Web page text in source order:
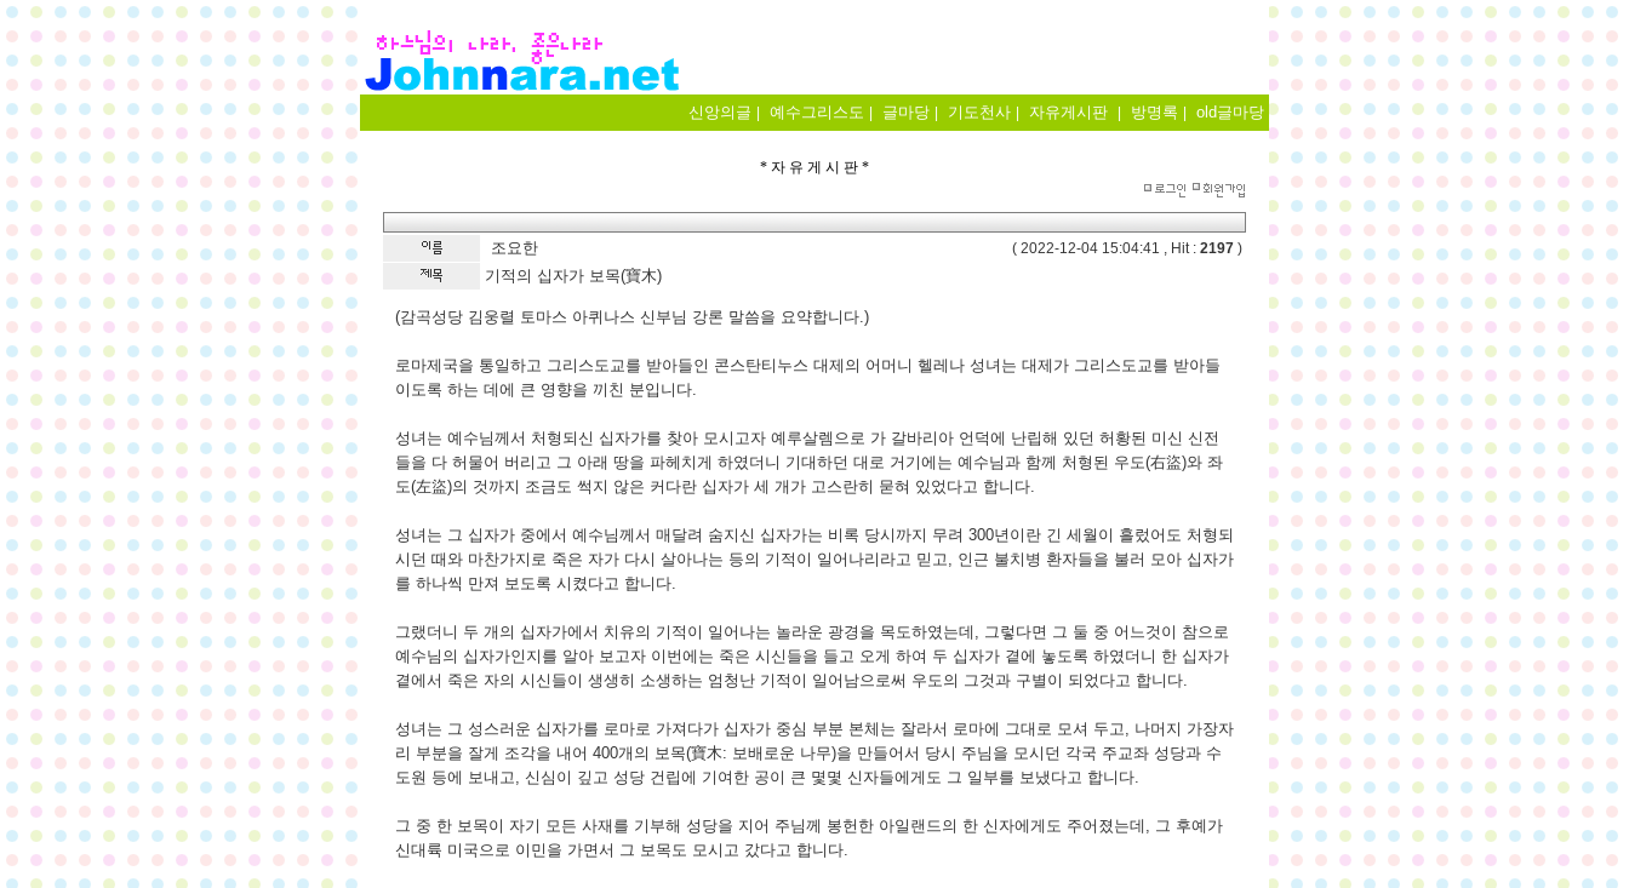
신앙의글 예수그리스도 글마당 기도천사 자유게시판 방명록 old글마당
* 자 유 게 시 판 *
조요한 ( 2022-12-04 15:04:41 , Hit : 2197 )
기적의 십자가 보목(寶木)
(감곡성당 김웅렬 토마스 아퀴나스 신부님 강론 말씀을 요약합니다.)
​로마제국을 통일하고 그리스도교를 받아들인 콘스탄티누스 대제의 어머니 헬레나 성녀는 대제가 그리스도교를 받아들
이도록 하는 데에 큰 영향을 끼친 분입니다.
​성녀는 예수님께서 처형되신 십자가를 찾아 모시고자 예루살렘으로 가 갈바리아 언덕에 난립해 있던 허황된 미신 신전
들을 다 허물어 버리고 그 아래 땅을 파헤치게 하였더니 기대하던 대로 거기에는 예수님과 함께 처형된 우도(右盜)와 좌
도(左盜)의 것까지 조금도 썩지 않은 커다란 십자가 세 개가 고스란히 묻혀 있었다고 합니다.
​성녀는 그 십자가 중에서 예수님께서 매달려 숨지신 십자가는 비록 당시까지 무려 300년이란 긴 세월이 흘렀어도 처형되
시던 때와 마찬가지로 죽은 자가 다시 살아나는 등의 기적이 일어나리라고 믿고, 인근 불치병 환자들을 불러 모아 십자가
를 하나씩 만져 보도록 시켰다고 합니다.
그랬더니 두 개의 십자가에서 치유의 기적이 일어나는 놀라운 광경을 목도하였는데, 그렇다면 그 둘 중 어느것이 참으로
예수님의 십자가인지를 알아 보고자 이번에는 죽은 시신들을 들고 오게 하여 두 십자가 곁에 놓도록 하였더니 한 십자가
곁에서 죽은 자의 시신들이 생생히 소생하는 엄청난 기적이 일어남으로써 우도의 그것과 구별이 되었다고 합니다.
​성녀는 그 성스러운 십자가를 로마로 가져다가 십자가 중심 부분 본체는 잘라서 로마에 그대로 모셔 두고, 나머지 가장자
리 부분을 잘게 조각을 내어 400개의 보목(寶木: 보배로운 나무)을 만들어서 당시 주님을 모시던 각국 주교좌 성당과 수
도원 등에 보내고, 신심이 깊고 성당 건립에 기여한 공이 큰 몇몇 신자들에게도 그 일부를 보냈다고 합니다.
그 중 한 보목이 자기 모든 사재를 기부해 성당을 지어 주님께 봉헌한 아일랜드의 한 신자에게도 주어졌는데, 그 후예가
신대륙 미국으로 이민을 가면서 그 보목도 모시고 갔다고 합니다.